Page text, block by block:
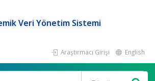
Veri Yönetim Sistemi
Araştırmacı Girişi English